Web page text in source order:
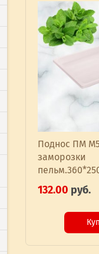
Поднос ПМ
заморозки
132.00 руб.